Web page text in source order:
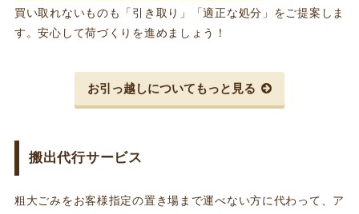
買い取れないものも「引き取り」「適正な処分」をご提案しま
す。安心して荷づくりを進めましょう！
お引っ越しについてもっと見る
搬出代行サービス
粗大ごみをお客様指定の置き場まで運べない方に代わって、ア